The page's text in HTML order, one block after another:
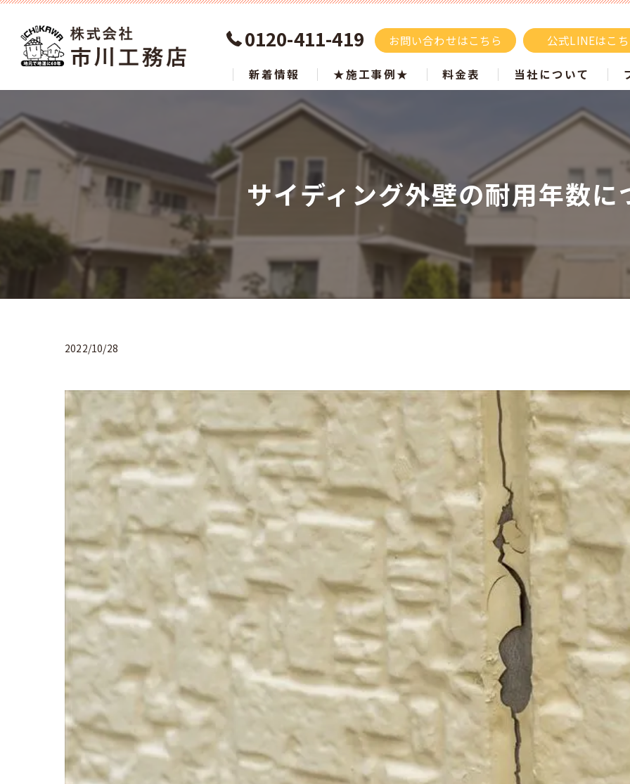
0120-411-419 お問い合わせはこちら 公式LINEはこ
新着情報 ★施工事例★
施工事例 色別でご紹介
ツートン施工事例
白・ベージュ
黒・グレー
ブラウン
黄・オレンジ
パープル
料金表 当社について
タスペーサーはもうい
サイディング
リフォーム
サイディング外壁の耐用年数に
2022/10/28